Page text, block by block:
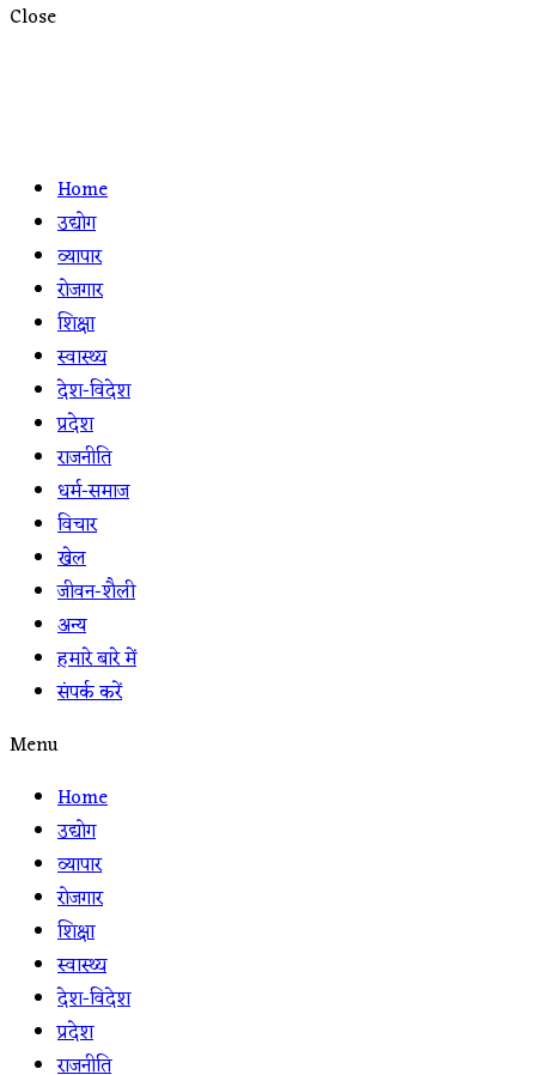
Close
Home
उद्योग
व्यापार
रोजगार
शिक्षा
स्वास्थ्य
देश-विदेश
प्रदेश
राजनीति
धर्म-समाज
विचार
खेल
जीवन-शैली
अन्य
हमारे बारे में
संपर्क करें
Menu
Home
उद्योग
व्यापार
रोजगार
शिक्षा
स्वास्थ्य
देश-विदेश
प्रदेश
राजनीति